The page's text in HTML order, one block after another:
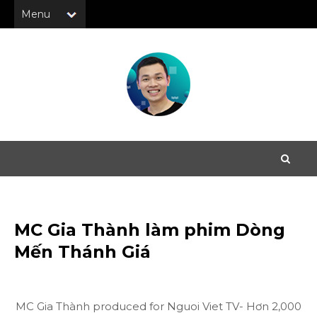
MC Gia Thành làm phim Dòng
Mến Thánh Giá
MC Gia Thành produced for Nguoi Viet TV- Hơn 2,000